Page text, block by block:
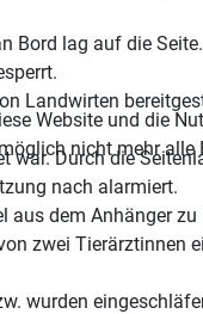
Bord lag auf die
Landwirten
Durch die
nach alarmiert.
dem Anhänger
zwei Tierärztinnen
wurden
Website und die
nicht mehr